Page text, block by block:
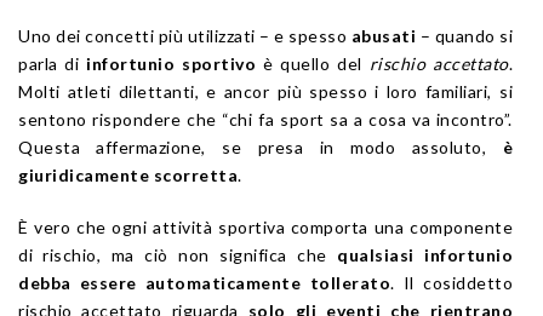
Uno dei concetti più utilizzati – e spesso abusati – quando si
parla di infortunio sportivo è quello del rischio accettato.
Molti atleti dilettanti, e ancor più spesso i loro familiari, si
sentono rispondere che “chi fa sport sa a cosa va incontro”.
Questa affermazione, se presa in modo assoluto, è
giuridicamente scorretta.
È vero che ogni attività sportiva comporta una componente
di rischio, ma ciò non significa che qualsiasi infortunio
debba essere automaticamente tollerato. Il cosiddetto
rischio accettato riguarda solo gli eventi che rientrano